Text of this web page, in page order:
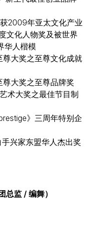
2009年亚太文化产业
文化人物奖及被世界
华人楷模
大奖之至尊文化成就
大奖之至尊品牌奖
术大奖之最佳节目制
》三周年特别企
兴家东盟华人杰出奖
总监 / 编舞）